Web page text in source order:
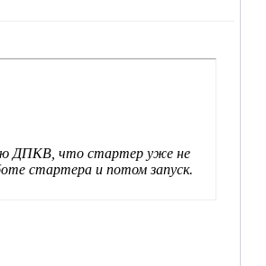
ДПКВ, что стартер уже не
стартера и потом запуск.